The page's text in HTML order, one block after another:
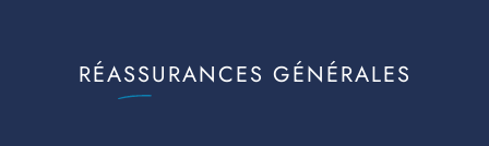
RÉASSURANCES GÉNÉRALES